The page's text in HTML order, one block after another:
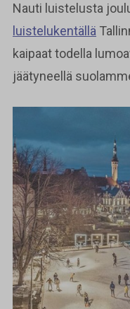
Nauti luistelusta
luistelukentällä
kaipaat todella
jäätyneellä